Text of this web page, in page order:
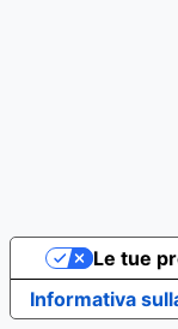
Informativa
Le tue